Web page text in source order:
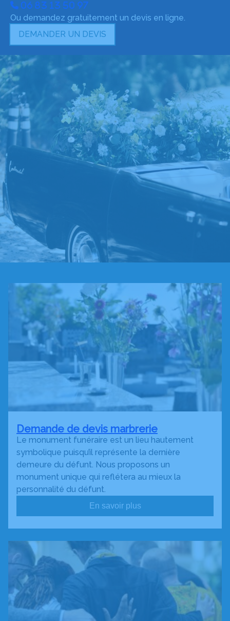
06 83 13 50 97
Ou demandez gratuitement un devis en ligne.
DEMANDER UN DEVIS
Demande de devis marbrerie
Le monument funéraire est un lieu hautement
symbolique puisqu’il représente la dernière
demeure du défunt. Nous proposons un
monument unique qui reflétera au mieux la
personnalité du défunt.
En savoir plus